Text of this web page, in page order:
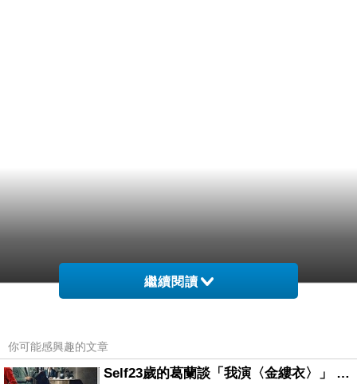
繼續閱讀
你可能感興趣的文章
Self23歲的葛蘭談「我演〈金縷衣〉」 #戀上老電影 #粟子 #葛蘭